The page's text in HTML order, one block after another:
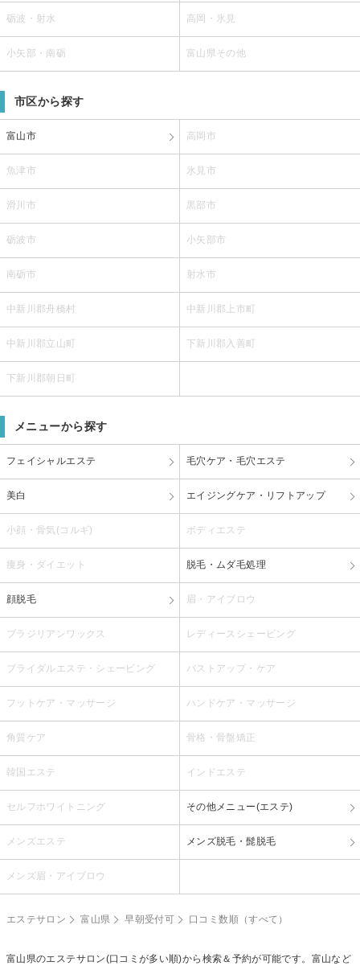
砺波・射水 高岡・氷見
小矢部・南砺 富山県その他
市区から探す
富山市 高岡市
魚津市 氷見市
滑川市 黒部市
砺波市 小矢部市
南砺市 射水市
中新川郡舟橋村 中新川郡上市町
中新川郡立山町 下新川郡入善町
下新川郡朝日町
メニューから探す
フェイシャルエステ 毛穴ケア・毛穴エステ
美白 エイジングケア・リフトアップ
小顔・骨気(コルギ) ボディエステ
痩身・ダイエット 脱毛・ムダ毛処理
顔脱毛 眉・アイブロウ
ブラジリアンワックス レディースシェービング
ブライダルエステ・シェービング バストアップ・ケア
フットケア・マッサージ ハンドケア・マッサージ
角質ケア 骨格・骨盤矯正
韓国エステ インドエステ
セルフホワイトニング その他メニュー(エステ)
メンズエステ メンズ脱毛・髭脱毛
メンズ眉・アイブロウ
エステサロン 富山県 早朝受付可 口コミ数順（すべて）
富山県のエステサロン(口コミが多い順)から検索＆予約が可能です。富山など